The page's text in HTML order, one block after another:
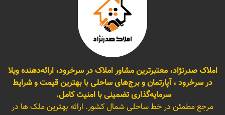
املاک صدرنژاد، معتبرترین مشاور املاک در سرخرود، ارائه‌دهنده ویلا
در سرخرود ، آپارتمان و برج‌های ساحلی با بهترین قیمت و شرایط
سرمایه‌گذاری تضمینی با امنیت کامل.
مرجع مطمئن در خط ساحلی شمال کشور. ارائه بهترین ملک ها در